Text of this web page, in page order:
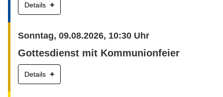
Details +
Sonntag, 09.08.2026, 10:30 Uhr
Gottesdienst mit Kommunionfeier
Details +